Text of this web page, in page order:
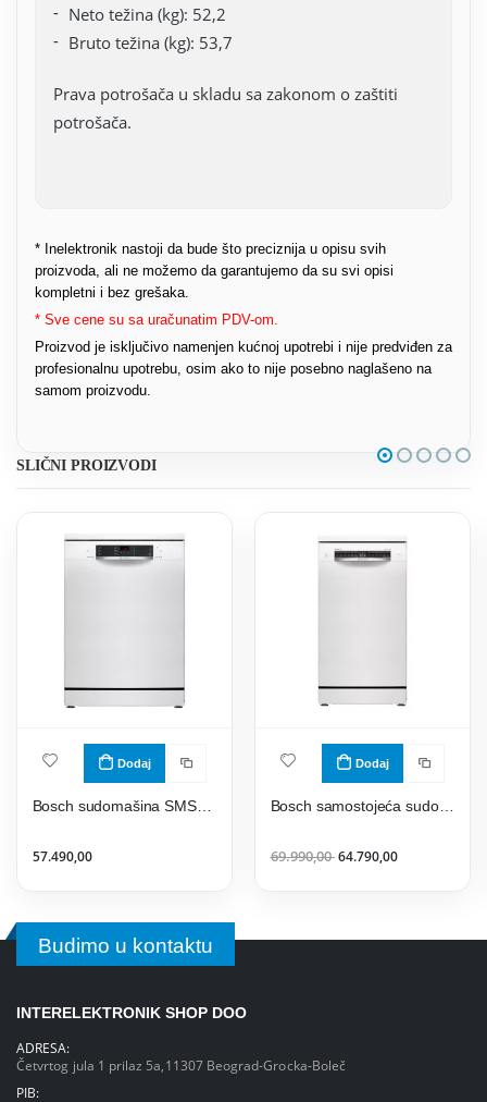
Neto težina (kg): 52,2
Bruto težina (kg): 53,7
Prava potrošača u skladu sa zakonom o zaštiti
potrošača.
* Inelektronik nastoji da bude što preciznija u opisu svih
proizvoda, ali ne možemo da garantujemo da su svi opisi
kompletni i bez grešaka.
* Sve cene su sa uračunatim PDV-om.
Proizvod je isključivo namenjen kućnoj upotrebi i nije predviđen za
profesionalnu upotrebu, osim ako to nije posebno naglašeno na
samom proizvodu.
SLIČNI PROIZVODI
Dodaj
Bosch sudomašina SMS46KW02E
57.490,00
Dodaj
Bosch samostojeća sudomašina SPS4EMW17E
69.990,0064.790,00
Budimo u kontaktu
INTERELEKTRONIK SHOP DOO
ADRESA:
Četvrtog jula 1 prilaz 5a,11307 Beograd-Grocka-Boleč
PIB: